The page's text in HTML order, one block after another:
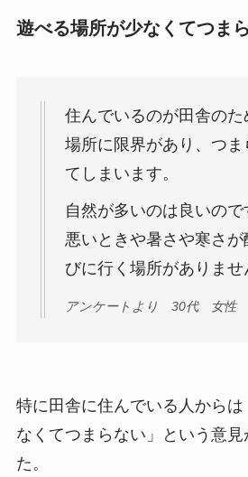
遊べる場所が少なくてつま
住んでいるのが田舎のた
場所に限界があり、つま
てしまいます。
自然が多いのは良いの
悪いときや暑さや寒さ
びに行く場所がありませ
アンケートより 30代 女性
特に田舎に住んでいる人から
なくてつまらない」という意見
た。